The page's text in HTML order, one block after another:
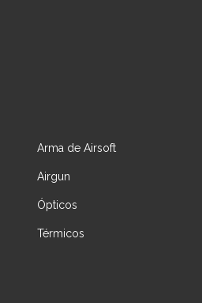
Arma de Airsoft
Airgun
Ópticos
Térmicos